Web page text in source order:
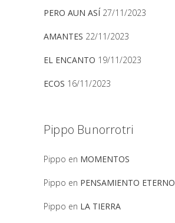
PERO AUN ASÍ 27/11/2023
AMANTES 22/11/2023
EL ENCANTO 19/11/2023
ECOS 16/11/2023
Pippo Bunorrotri
Pippo en MOMENTOS
Pippo en PENSAMIENTO ETERNO
Pippo en LA TIERRA